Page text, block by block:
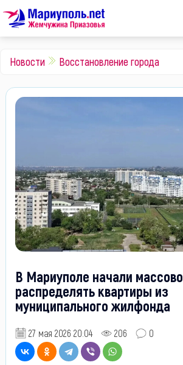
Новости Восстановление города
В Мариуполе начали массово
распределять квартиры из
муниципального жилфонда
27 мая 2026 20:04 206 0